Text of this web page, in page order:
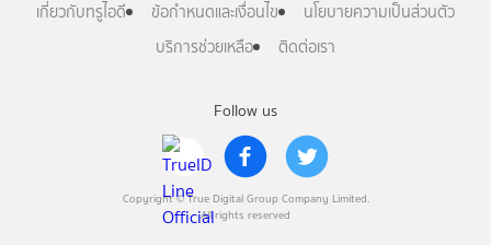
Follow us
Copyright © True Digital Group Company Limited.
All rights reserved
เกี่ยวกับทรูไอดี ข้อกำหนดและเงื่อนไข
นโยบายความเป็นส่วนตัว
บริการช่วยเหลือ
ติดต่อเรา